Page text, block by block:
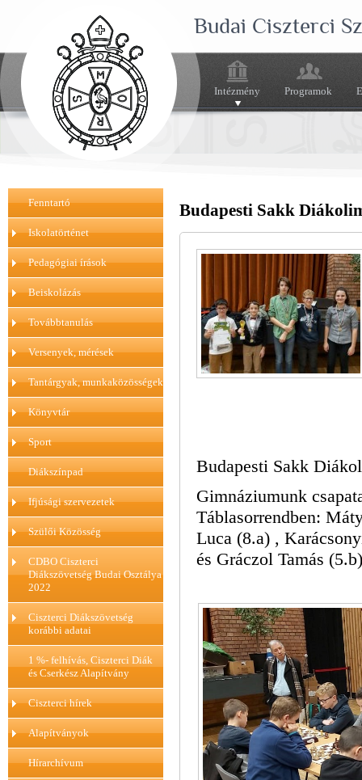
Budai Ciszterci
Intézmény Programok
Fenntartó
Iskolatörténet
Pedagógiai írások
Beiskolázás
Továbbtanulás
Versenyek, mérések
Tantárgyak, munkaközösségek
Könyvtár
Sport
Diákszínpad
Ifjúsági szervezetek
Szülői Közösség
CDBO Ciszterci
Diákszövetség Budai Osztálya
2022
Ciszterci Diákszövetség
korábbi adatai
1 %- felhívás, Ciszterci Diák
és Cserkész Alapítvány
Ciszterci hírek
Alapítványok
Hírarchívum
Budapesti Sakk
Budapesti Sakk
Gimnáziumunk
Táblasorrendben:
Luca (8.a) ,
és Gráczol Tamás (5.b)